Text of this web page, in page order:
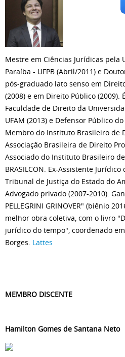
Mestre em Ciências Jurídicas pela
Paraíba - UFPB (Abril/2011) e
pós-graduado lato senso em
(2008) e em Direito Público (2009).
Faculdade de Direito da
UFAM (2013) e Defensor Público
Membro do Instituto Brasileiro de
Associação Brasileira de Direito
Associado do Instituto Brasileiro
BRASILCON. Ex-Assistente
Tribunal de Justiça do Estado do
Advogado privado (2007-2010).
PELLEGRINI GRINOVER" (biênio
melhor obra coletiva, com o livro
jurídico do tempo", coordenado
Borges. Lattes
MEMBRO DISCENTE
Hamilton Gomes de Santana Neto